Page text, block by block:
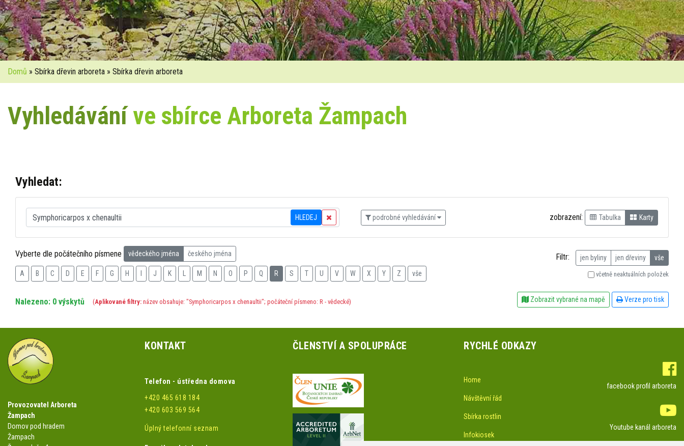
Domů » Sbírka dřevin arboreta » Sbírka dřevin arboreta
Vyhledáváníve sbírce Arboreta Žampach
Vyhledat:
HLEDEJ podrobné vyhledávání zobrazení: Tabulka Karty
Vyberte dle počátečního písmene vědeckého jména českého jména
A B C D E F G H J K M N O P Q R S T U V W X Y Z vše
Filtr: jen byliny jen dřeviny vše
včetně neaktuálních položek
Nalezeno: 0 výskytů (Aplikované filtry: název obsahuje: "Symphoricarpos x chenaultii"; počáteční písmeno: R - vědecké) Zobrazit vybrané na mapě Verze pro tisk
Provozovatel Arboreta
Žampach
Domov pod hradem
Žampach
KONTAKT
Telefon - ústředna domova
+420 465 618 184
+420 603 569 564
Úplný telefonní seznam
ČLENSTVÍ A SPOLUPRÁCE RYCHLÉ ODKAZY
Home
Návštěvní řád
Sbírka rostlin
Infokiosek
facebook profil arboreta
Youtube kanál arboreta